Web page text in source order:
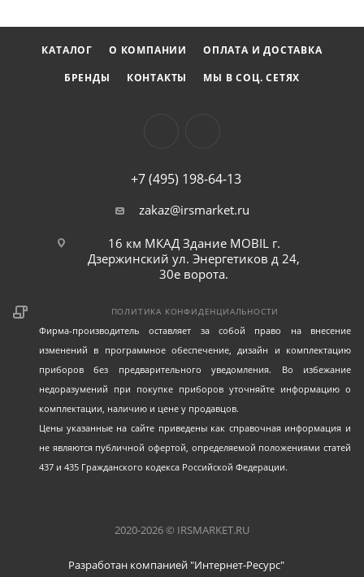
КАТАЛОГ О КОМПАНИИ
ОПЛАТА И ДОСТАВКА
БРЕНДЫ
КОНТАКТЫ МЫ В СОЦ. СЕТЯХ
+7 (495) 198-64-13
zakaz@irsmarket.ru
16 км МКАД Здание MOBIL г.
Дзержинский ул. Энергетиков д 24,
30е ворота.
ПОЛИТИКА КОНФИДЕНЦИАЛЬНОСТИ
Фирма-производитель оставляет за собой право на внесение
изменений в программное обеспечение, дизайн и комплектацию
приборов без предварительного уведомления. Во избежание
недоразумений при покупке приборов уточняйте информацию о
комплектации, наличию и цене у продавцов.
Цены указанные на сайте приведены как справочная информация и
не являются публичной офертой, определяемой положениями статей
437 и 435 Гражданского кодекса Российской Федерации.
2020-2026 © IRSMARKET.RU
Разработан компанией "Интернет-Ресурс"